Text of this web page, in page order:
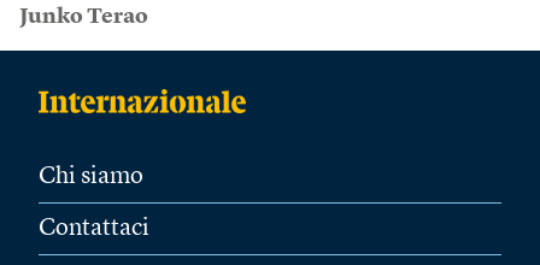
Junko Terao
Chi siamo
Contattaci